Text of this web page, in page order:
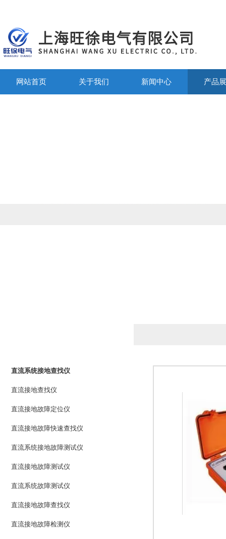
网站首页 关于我们 新闻中心 产品
直流系统接地查找仪
直流接地查找仪
直流接地故障定位仪
直流接地故障快速查找仪
直流系统接地故障测试仪
直流接地故障测试仪
直流系统故障测试仪
直流接地故障查找仪
直流接地故障检测仪